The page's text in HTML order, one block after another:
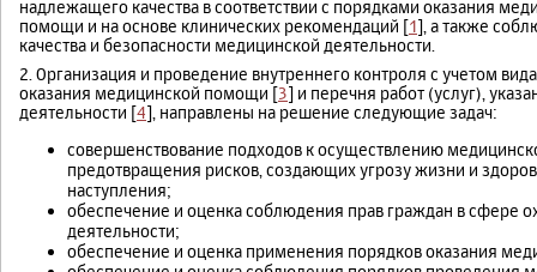
надлежащего качества в соответствии с порядками оказания
помощи и на основе клинических рекомендаций [1], а также
качества и безопасности медицинской деятельности.
2. Организация и проведение внутреннего контроля с учетом
оказания медицинской помощи [3] и перечня работ (услуг),
деятельности [4], направлены на решение следующие задач:
совершенствование подходов к осуществлению
предотвращения рисков, создающих угрозу жизни и
наступления;
обеспечение и оценка соблюдения прав граждан в сфере
деятельности;
обеспечение и оценка применения порядков оказания